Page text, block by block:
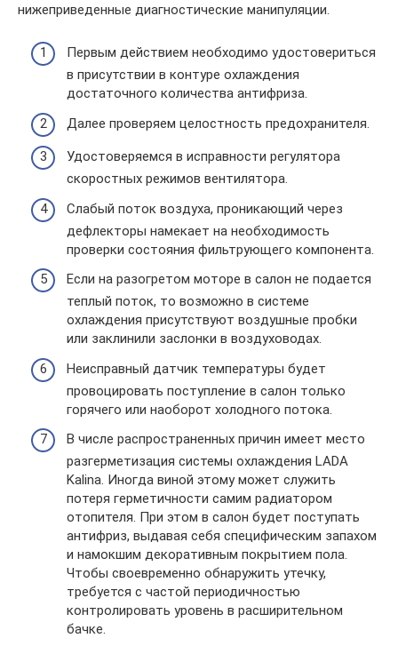
нижеприведенные диагностические манипуляции.
Первым действием необходимо удостовериться
в присутствии в контуре охлаждения
достаточного количества антифриза.
Далее проверяем целостность предохранителя.
Удостоверяемся в исправности регулятора
скоростных режимов вентилятора.
Слабый поток воздуха, проникающий через
дефлекторы намекает на необходимость
проверки состояния фильтрующего компонента.
Если на разогретом моторе в салон не подается
теплый поток, то возможно в системе
охлаждения присутствуют воздушные пробки
или заклинили заслонки в воздуховодах.
Неисправный датчик температуры будет
провоцировать поступление в салон только
горячего или наоборот холодного потока.
В числе распространенных причин имеет место
разгерметизация системы охлаждения LADA
Kalina. Иногда виной этому может служить
потеря герметичности самим радиатором
отопителя. При этом в салон будет поступать
антифриз, выдавая себя специфическим запахом
и намокшим декоративным покрытием пола.
Чтобы своевременно обнаружить утечку,
требуется с частой периодичностью
контролировать уровень в расширительном
бачке.